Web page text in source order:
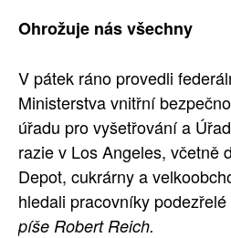
Ohrožuje nás všechny
V pátek ráno provedli
Ministerstva vnitřní
úřadu pro vyšetřování a
razie v Los Angeles, včetně
Depot, cukrárny a
hledali pracovníky
píše Robert Reich.